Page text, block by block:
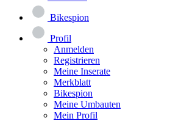
Bikespion
Profil
Anmelden
Registrieren
Meine Inserate
Merkblatt
Bikespion
Meine Umbauten
Mein Profil